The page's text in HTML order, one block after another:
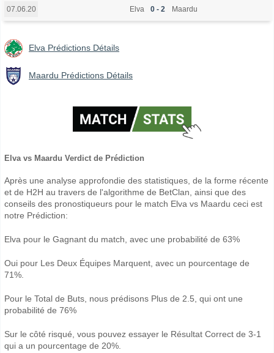
07.06.20 Elva 0 - 2 Maardu
Elva Prédictions Détails
Maardu Prédictions Détails
Elva vs Maardu Verdict de Prédiction
Après une analyse approfondie des statistiques, de la forme récente
et de H2H au travers de l'algorithme de BetClan, ainsi que des
conseils des pronostiqueurs pour le match Elva vs Maardu ceci est
notre Prédiction:
Elva pour le Gagnant du match, avec une probabilité de 63%
Oui pour Les Deux Équipes Marquent, avec un pourcentage de
71%.
Pour le Total de Buts, nous prédisons Plus de 2.5, qui ont une
probabilité de 76%
Sur le côté risqué, vous pouvez essayer le Résultat Correct de 3-1
qui a un pourcentage de 20%.